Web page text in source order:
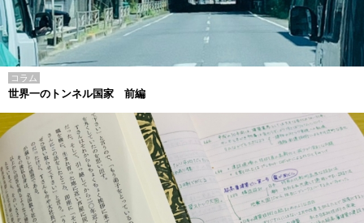
コラム
世界一のトンネル国家 前編